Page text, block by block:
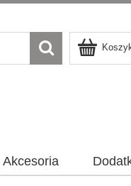
Akcesoria